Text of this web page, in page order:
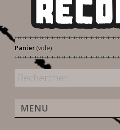
Panier(vide)
MENU